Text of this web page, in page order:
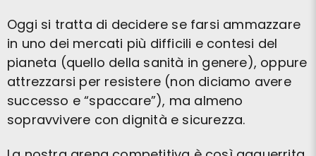
Oggi si tratta di decidere se farsi ammazzare
in uno dei mercati più difficili e contesi del
pianeta (quello della sanità in genere), oppure
attrezzarsi per resistere (non diciamo avere
successo e “spaccare”), ma almeno
sopravvivere con dignità e sicurezza.